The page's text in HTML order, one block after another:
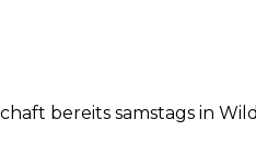
bereits samstags in